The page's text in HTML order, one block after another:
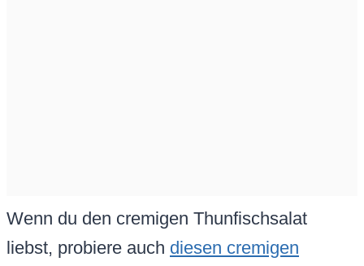
Wenn du den cremigen Thunfischsalat
liebst, probiere auch diesen cremigen